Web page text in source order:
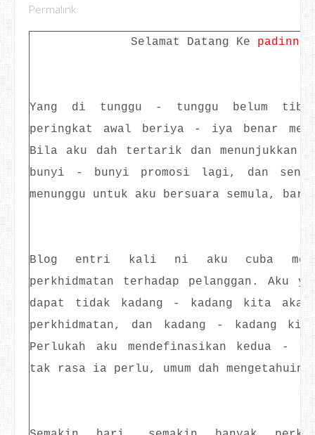
Permalink
Selamat Datang Ke
Yang di tunggu - tunggu belum tiba.
peringkat awal beriya - iya benar
Bila aku dah tertarik dan menunjukkan
bunyi - bunyi promosi lagi, dan
menunggu untuk aku bersuara semula,
Blog entri kali ni aku cuba
perkhidmatan terhadap pelanggan. Aku
dapat tidak kadang - kadang kita akan
perkhidmatan, dan kadang - kadang
Perlukah aku mendefinasikan kedua -
tak rasa ia perlu, umum dah